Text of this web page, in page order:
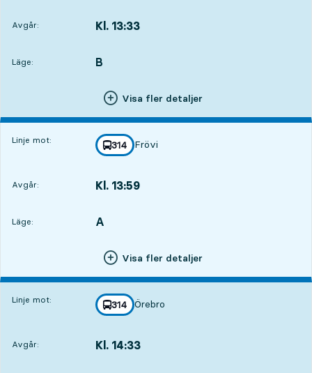
Avgår: Kl. 13:33
Läge:
LÄGE, B
,
Visa fler detaljer
Linje mot: linje
314
mot
Frövi
,
Avgår: Kl. 13:59
Läge:
LÄGE, A
,
Visa fler detaljer
Linje mot: linje
314
mot
Örebro
,
Avgår: Kl. 14:33